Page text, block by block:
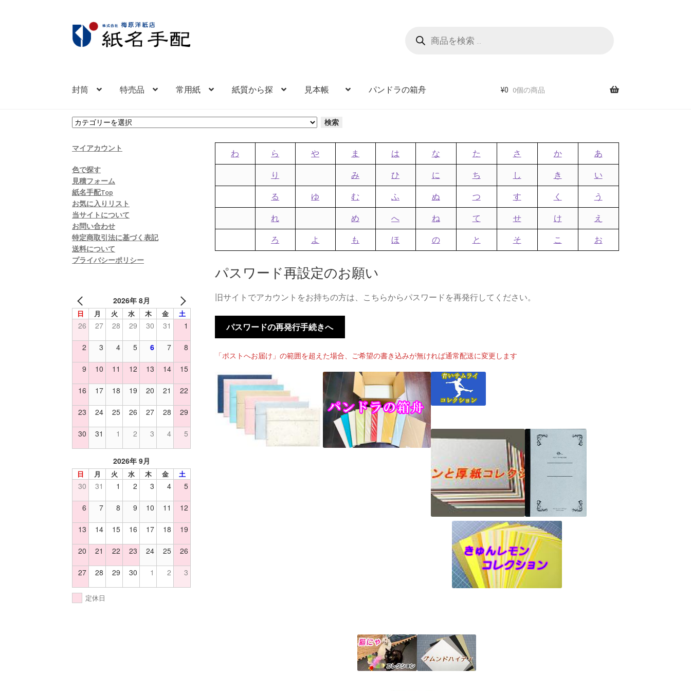
ナ
ビ
ョ
へ
ス
プ
コ
ン
へ
キ
ッ
封筒 特売品 常用紙 紙質から探 見本帳 パンドラの箱舟 ¥0 0個の商品
カ
ゴ
ー
を
選
択
検索
わ ら や ま は な た さ か あ
り み ひ に ち し き い
る ゆ む ふ ぬ つ す く う
れ め へ ね て せ け え
ろ よ も ほ の と そ こ お
パスワード再設定のお願い
旧サイトでアカウントをお持ちの方は、こちらからパスワードを再発行してください。
パスワードの再発行手続きへ
「ポストへお届け」の範囲を超えた場合、ご希望の書き込みが無ければ通常配送に変更します
マイアカウント
色で探す
見積フォーム
紙名手配Top
お気に入りリスト
当サイトについて
お問い合わせ
特定商取引法に基づく表記
送料について
プライバシーポリシー
2026年 8月
日 月 火 水 木 金 土
26 27 28 29 30 31 1
2 3 4 5 6 7 8
9 10 11 12 13 14 15
16 17 18 19 20 21 22
23 24 25 26 27 28 29
30 31 1 2 3 4 5
2026年 9月
日 月 火 水 木 金 土
30 31 1 2 3 4 5
6 7 8 9 10 11 12
13 14 15 16 17 18 19
20 21 22 23 24 25 26
27 28 29 30 1 2 3
定休日